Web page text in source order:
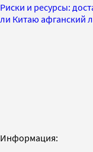
Риски и ресурсы:
ли Китаю афганский
Информация: